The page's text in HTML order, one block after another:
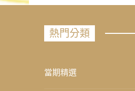
熱門分類
當期精選